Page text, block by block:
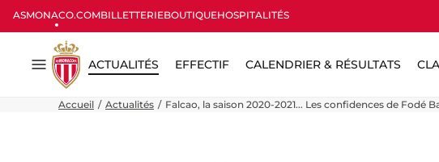
ASMONACO.COMBILLETTERIEBOUTIQUEHOSPITALITÉS
Menu
ACTUALITÉS EFFECTIF CALENDRIER & RÉSULTATS
Accueil Actualités Falcao, la saison 2020-2021... Les confidences de Fodé